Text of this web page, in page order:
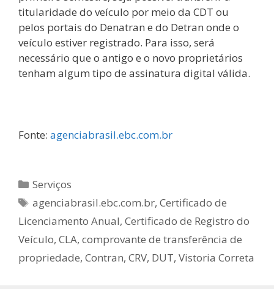
titularidade do veículo por meio da CDT ou
pelos portais do Denatran e do Detran onde o
veículo estiver registrado. Para isso, será
necessário que o antigo e o novo proprietários
tenham algum tipo de assinatura digital válida.
Fonte: agenciabrasil.ebc.com.br
Serviços
agenciabrasil.ebc.com.br,Certificado de
Licenciamento Anual, Certificado de Registro do
Veículo, CLA, comprovante de transferência de
propriedade, Contran, CRV, DUT, Vistoria Correta